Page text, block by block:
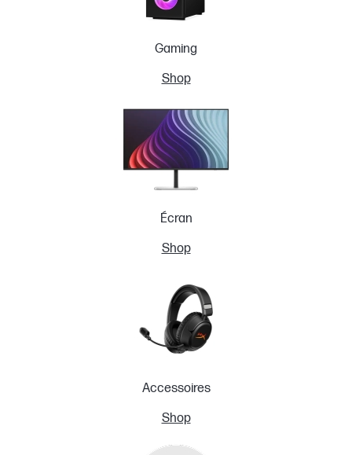
Gaming
Shop
Écran
Shop
Accessoires
Shop